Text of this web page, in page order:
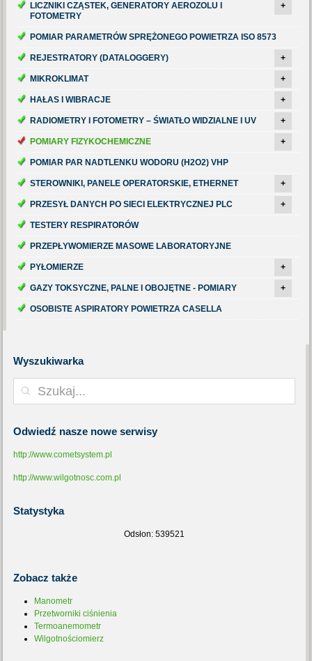
LICZNIKI CZĄSTEK, GENERATORY AEROZOLU I
FOTOMETRY
+
POMIAR PARAMETRÓW SPRĘŻONEGO POWIETRZA ISO 8573
REJESTRATORY (DATALOGGERY) +
MIKROKLIMAT +
HAŁAS I WIBRACJE +
RADIOMETRY I FOTOMETRY – ŚWIATŁO WIDZIALNE I UV +
POMIARY FIZYKOCHEMICZNE +
POMIAR PAR NADTLENKU WODORU (H2O2) VHP
STEROWNIKI, PANELE OPERATORSKIE, ETHERNET +
PRZESYŁ DANYCH PO SIECI ELEKTRYCZNEJ PLC +
TESTERY RESPIRATORÓW
PRZEPŁYWOMIERZE MASOWE LABORATORYJNE
PYŁOMIERZE +
GAZY TOKSYCZNE, PALNE I OBOJĘTNE - POMIARY +
OSOBISTE ASPIRATORY POWIETRZA CASELLA
Wyszukiwarka
Odwiedź nasze nowe serwisy
http://www.cometsystem.pl
http://www.wilgotnosc.com.pl
Statystyka
Odsłon: 539521
Zobacz także
Manometr
Przetworniki ciśnienia
Termoanemometr
Wilgotnościomierz